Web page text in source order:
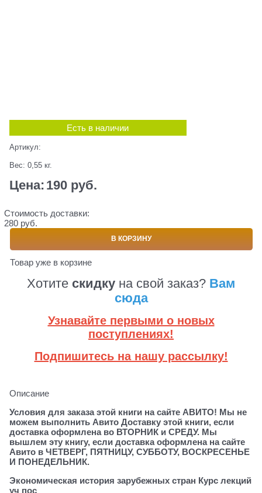
Есть в наличии
Артикул:
Вес: 0,55 кг.
Цена: 190 руб.
Стоимость доставки:
280 руб.
В КОРЗИНУ
Товар уже в корзине
Хотите скидку на свой заказ? Вам
сюда
Узнавайте первыми о новых
поступлениях!
Подпишитесь на нашу рассылку!
Описание
Условия для заказа этой книги на сайте АВИТО! Мы не
можем выполнить Авито Доставку этой книги, если
доставка оформлена во ВТОРНИК и СРЕДУ. Мы
вышлем эту книгу, если доставка оформлена на сайте
Авито в ЧЕТВЕРГ, ПЯТНИЦУ, СУББОТУ, ВОСКРЕСЕНЬЕ
И ПОНЕДЕЛЬНИК.
Экономическая история зарубежных стран Курс лекций
уч пос